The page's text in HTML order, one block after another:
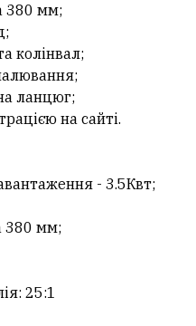
380 мм;
колінвал;
ланцюг;
на сайті.
- 3.5Квт;
380 мм;
25:1